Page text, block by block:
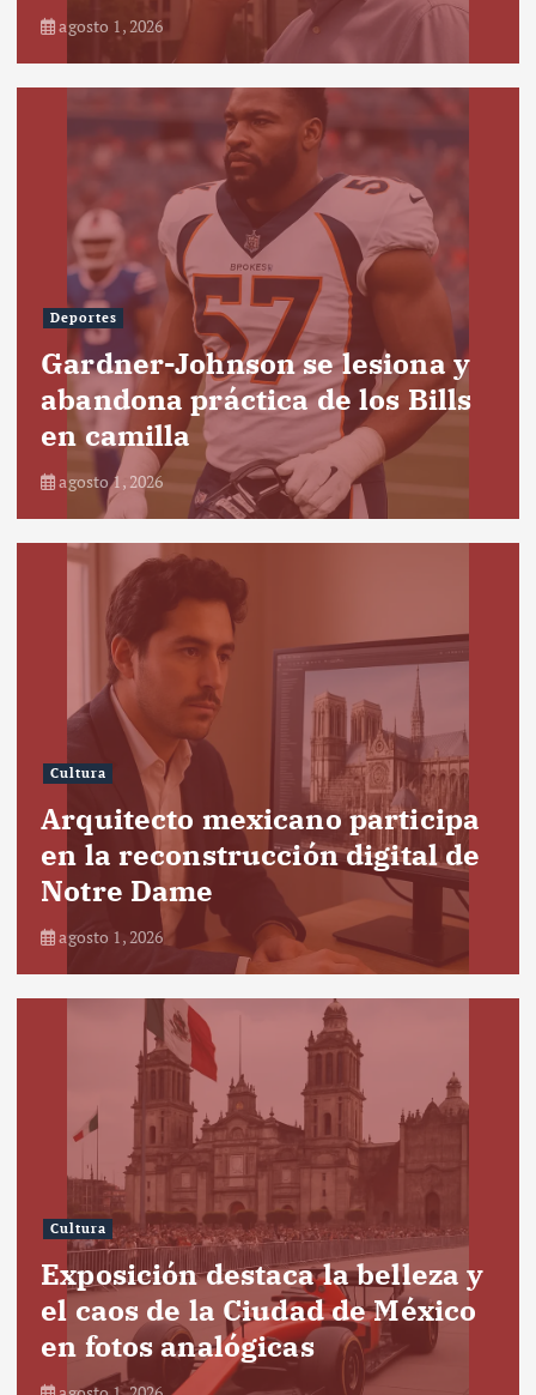
agosto 1, 2026
Deportes
Gardner-Johnson se lesiona y
abandona práctica de los Bills
en camilla
agosto 1, 2026
Cultura
Arquitecto mexicano participa
en la reconstrucción digital de
Notre Dame
agosto 1, 2026
Cultura
Exposición destaca la belleza y
el caos de la Ciudad de México
en fotos analógicas